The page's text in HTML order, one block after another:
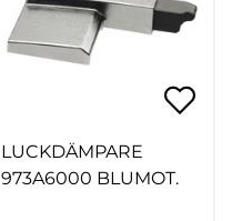
LUCKDÄMPARE
973A6000 BLUMOT.